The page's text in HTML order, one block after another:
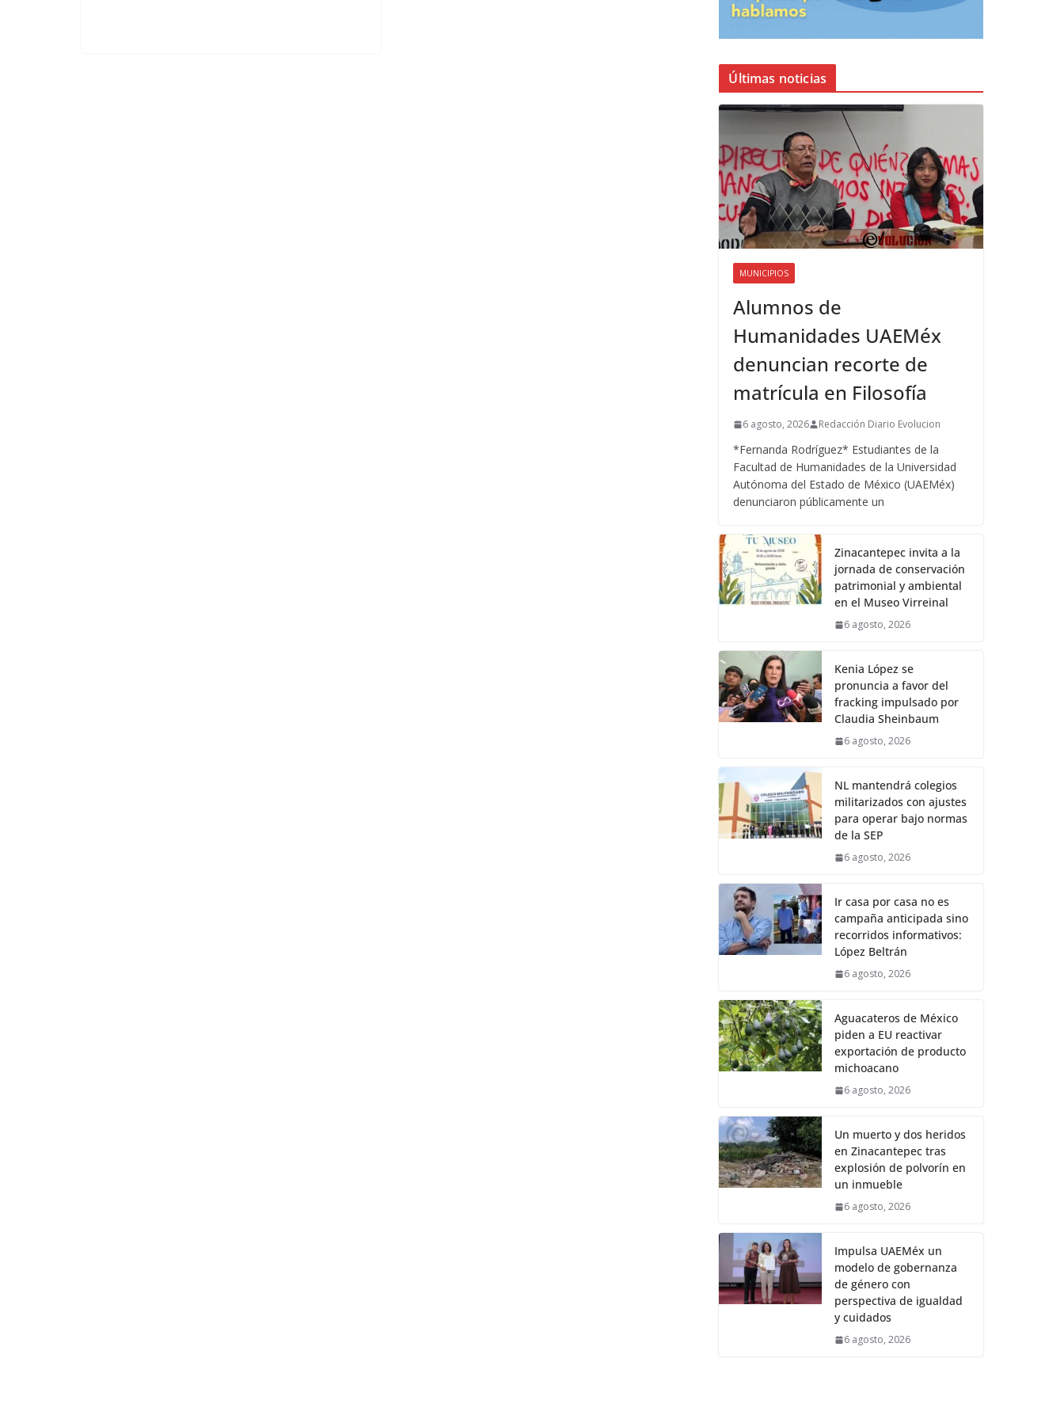
Últimas noticias
MUNICIPIOS
Alumnos de
Humanidades UAEMéx
denuncian recorte de
matrícula en Filosofía
6 agosto, 2026 Redacción Diario Evolucion
*Fernanda Rodríguez* Estudiantes de la
Facultad de Humanidades de la Universidad
Autónoma del Estado de México (UAEMéx)
denunciaron públicamente un
Zinacantepec invita a la
jornada de conservación
patrimonial y ambiental
en el Museo Virreinal
6 agosto, 2026
Kenia López se
pronuncia a favor del
fracking impulsado por
Claudia Sheinbaum
6 agosto, 2026
NL mantendrá colegios
militarizados con ajustes
para operar bajo normas
de la SEP
6 agosto, 2026
Ir casa por casa no es
campaña anticipada sino
recorridos informativos:
López Beltrán
6 agosto, 2026
Aguacateros de México
piden a EU reactivar
exportación de producto
michoacano
6 agosto, 2026
Un muerto y dos heridos
en Zinacantepec tras
explosión de polvorín en
un inmueble
6 agosto, 2026
Impulsa UAEMéx un
modelo de gobernanza
de género con
perspectiva de igualdad
y cuidados
6 agosto, 2026